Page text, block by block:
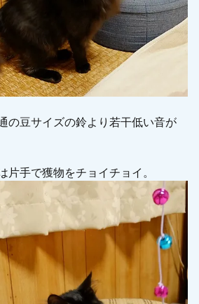
の豆サイズの鈴より若干低い音が
片手で獲物をチョイチョイ。